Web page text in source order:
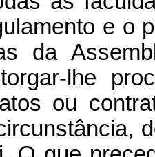
e o
da
lhe
ou